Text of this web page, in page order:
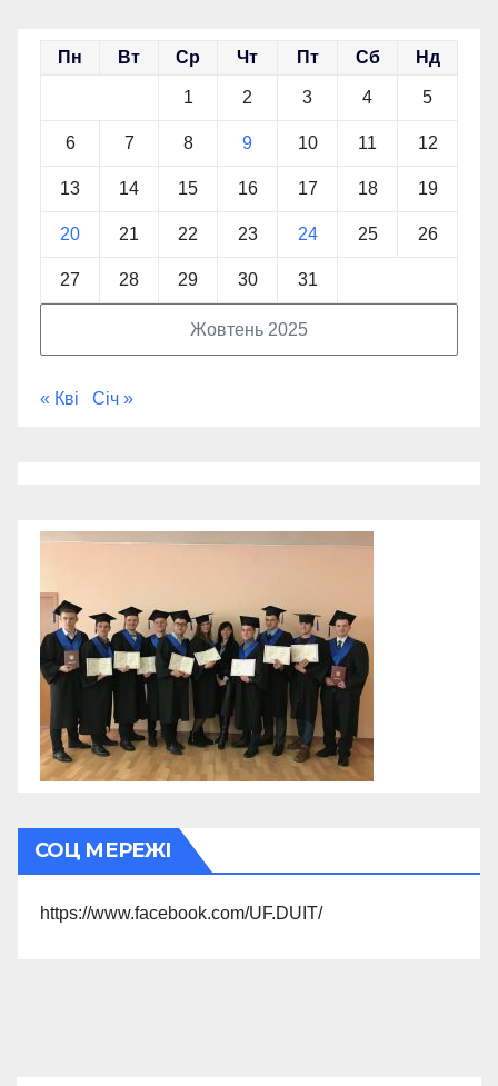
Жовтень 2025
Пн Вт Ср Чт Пт Сб Нд
1 2 3 4 5
6 7 8 9 10 11 12
13 14 15 16 17 18 19
20 21 22 23 24 25 26
27 28 29 30 31
« Кві Січ »
СОЦ МЕРЕЖІ
https://www.facebook.com/UF.DUIT/